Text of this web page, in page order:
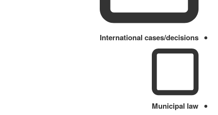
International cases/decisions
Municipal law